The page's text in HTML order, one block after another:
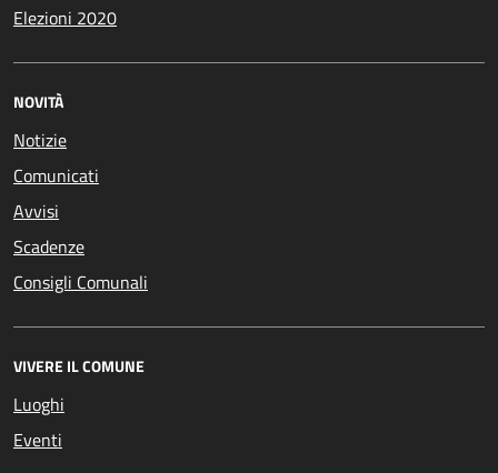
Elezioni 2020
NOVITÀ
Notizie
Comunicati
Avvisi
Scadenze
Consigli Comunali
VIVERE IL COMUNE
Luoghi
Eventi